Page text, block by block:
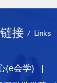
链接 / Links
(e会学) |